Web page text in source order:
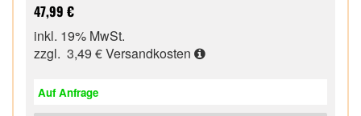
47,99 €
inkl. 19% MwSt.
zzgl. 3,49 €Versandkosten
Auf Anfrage